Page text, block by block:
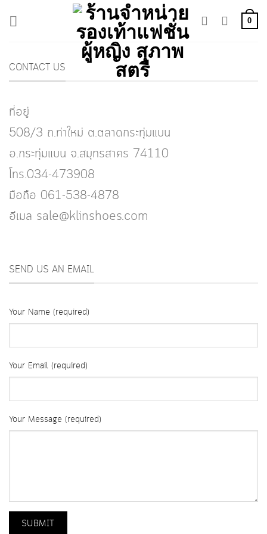
0
CONTACT US
ที่อยู่
508/3 ถ.ท่าใหม่ ต.ตลาดกระทุ่มแบน
อ.กระทุ่มแบน จ.สมุทรสาคร 74110
โทร.034-473908
มือถือ 061-538-4878
อีเมล sale@klinshoes.com
SEND US AN EMAIL
Your Name (required)
Your Email (required)
Your Message (required)